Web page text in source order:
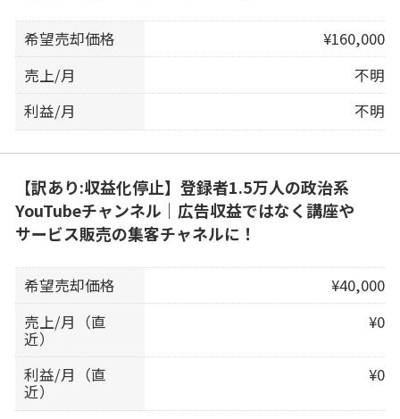
希望売却価格
¥160,000
売上/月
不明
利益/月
不明
【訳あり:収益化停止】登録者1.5万人の政治系
YouTubeチャンネル｜広告収益ではなく講座や
サービス販売の集客チャネルに！
希望売却価格
¥40,000
売上/月（直
近）
¥0
利益/月（直
近）
¥0